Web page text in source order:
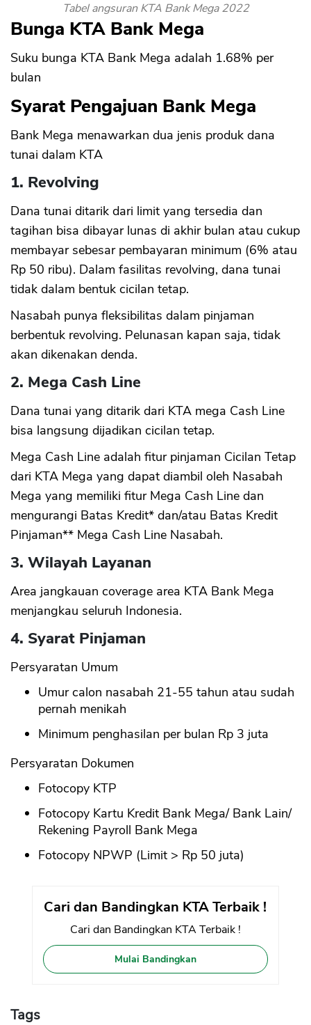
Tabel angsuran KTA Bank Mega 2022
Bunga KTA Bank Mega
Suku bunga KTA Bank Mega adalah 1.68% per
bulan
Syarat Pengajuan Bank Mega
Bank Mega menawarkan dua jenis produk dana
tunai dalam KTA
1. Revolving
Dana tunai ditarik dari limit yang tersedia dan
tagihan bisa dibayar lunas di akhir bulan atau cukup
membayar sebesar pembayaran minimum (6% atau
Rp 50 ribu). Dalam fasilitas revolving, dana tunai
tidak dalam bentuk cicilan tetap.
Nasabah punya fleksibilitas dalam pinjaman
berbentuk revolving. Pelunasan kapan saja, tidak
akan dikenakan denda.
2. Mega Cash Line
Dana tunai yang ditarik dari KTA mega Cash Line
bisa langsung dijadikan cicilan tetap.
Mega Cash Line adalah fitur pinjaman Cicilan Tetap
dari KTA Mega yang dapat diambil oleh Nasabah
Mega yang memiliki fitur Mega Cash Line dan
mengurangi Batas Kredit* dan/atau Batas Kredit
Pinjaman** Mega Cash Line Nasabah.
3. Wilayah Layanan
Area jangkauan coverage area KTA Bank Mega
menjangkau seluruh Indonesia.
4. Syarat Pinjaman
Persyaratan Umum
Umur calon nasabah 21-55 tahun atau sudah
pernah menikah
Minimum penghasilan per bulan Rp 3 juta
Persyaratan Dokumen
Fotocopy KTP
Fotocopy Kartu Kredit Bank Mega/ Bank Lain/
Rekening Payroll Bank Mega
Fotocopy NPWP (Limit > Rp 50 juta)
Cari dan Bandingkan KTA Terbaik !
Cari dan Bandingkan KTA Terbaik !
Mulai Bandingkan
Tags
OK
CANCEL